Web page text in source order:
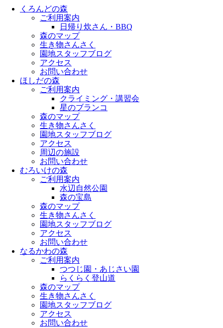
くろんどの森
ご利用案内
日帰り炊さん・BBQ
森のマップ
生き物さんさく
園地スタッフブログ
アクセス
お問い合わせ
ほしだの森
ご利用案内
クライミング・講習会
星のブランコ
森のマップ
生き物さんさく
園地スタッフブログ
アクセス
周辺の施設
お問い合わせ
むろいけの森
ご利用案内
水辺自然公園
森の宝島
森のマップ
生き物さんさく
園地スタッフブログ
アクセス
お問い合わせ
なるかわの森
ご利用案内
つつじ園・あじさい園
らくらく登山道
森のマップ
生き物さんさく
園地スタッフブログ
アクセス
お問い合わせ